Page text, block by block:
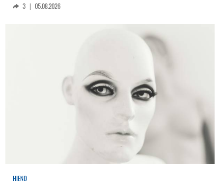
3 | 05.08.2026
HIEND